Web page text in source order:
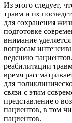
Из этого следует,
травм и их
для сохранения
подготовке
внимание
вопросам
ведению
реабилитации
время
для
связи с этим
представление о
пациентов, в том
пациентов.